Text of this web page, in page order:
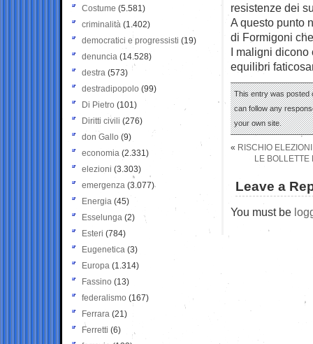
resistenze dei
A questo punto
di Formigoni
I maligni dicono
equilibri
This entry was posted
can follow any
your own site.
« RISCHIO
LE
Leave a
You must be
Costume (5.581)
criminalità (1.402)
democratici e progressisti (19)
denuncia (14.528)
destra (573)
destradipopolo (99)
Di Pietro (101)
Diritti civili (276)
don Gallo (9)
economia (2.331)
elezioni (3.303)
emergenza (3.077)
Energia (45)
Esselunga (2)
Esteri (784)
Eugenetica (3)
Europa (1.314)
Fassino (13)
federalismo (167)
Ferrara (21)
Ferretti (6)